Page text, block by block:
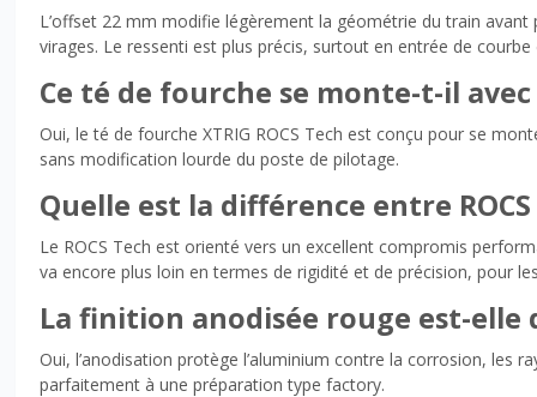
L’offset 22 mm modifie légèrement la géométrie du train
virages. Le ressenti est plus précis, surtout en entrée de courbe
Ce té de fourche se monte-t-il avec
Oui, le té de fourche XTRIG ROCS Tech est conçu pour se
sans modification lourde du poste de pilotage.
Quelle est la différence entre ROCS
Le ROCS Tech est orienté vers un excellent compromis
va encore plus loin en termes de rigidité et de précision, pour
La finition anodisée rouge est-elle
Oui, l’anodisation protège l’aluminium contre la corrosion, les
parfaitement à une préparation type factory.